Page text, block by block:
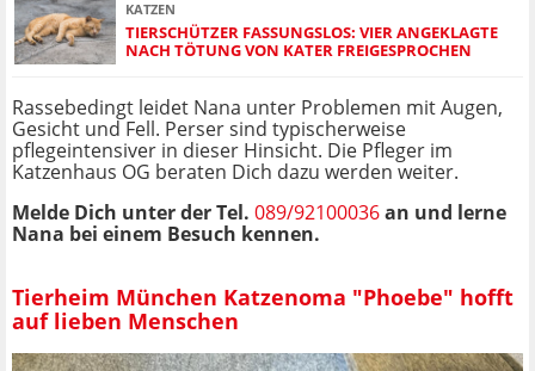
KATZEN
TIERSCHÜTZER FASSUNGSLOS: VIER ANGEKLAGTE
NACH TÖTUNG VON KATER FREIGESPROCHEN
Rassebedingt leidet Nana unter Problemen mit Augen,
Gesicht und Fell. Perser sind typischerweise
pflegeintensiver in dieser Hinsicht. Die Pfleger im
Katzenhaus OG beraten Dich dazu werden weiter.
Melde Dich unter der Tel. 089/92100036an und lerne
Nana bei einem Besuch kennen.
Tierheim München Katzenoma "Phoebe" hofft
auf lieben Menschen